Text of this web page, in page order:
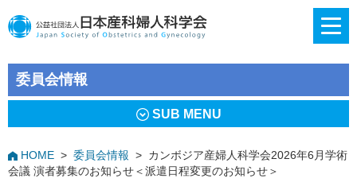
委員会情報
SUB MENU
HOME > 委員会情報 > カンボジア産婦人科学会2026年6月学術
会議 演者募集のお知らせ＜派遣日程変更のお知らせ＞